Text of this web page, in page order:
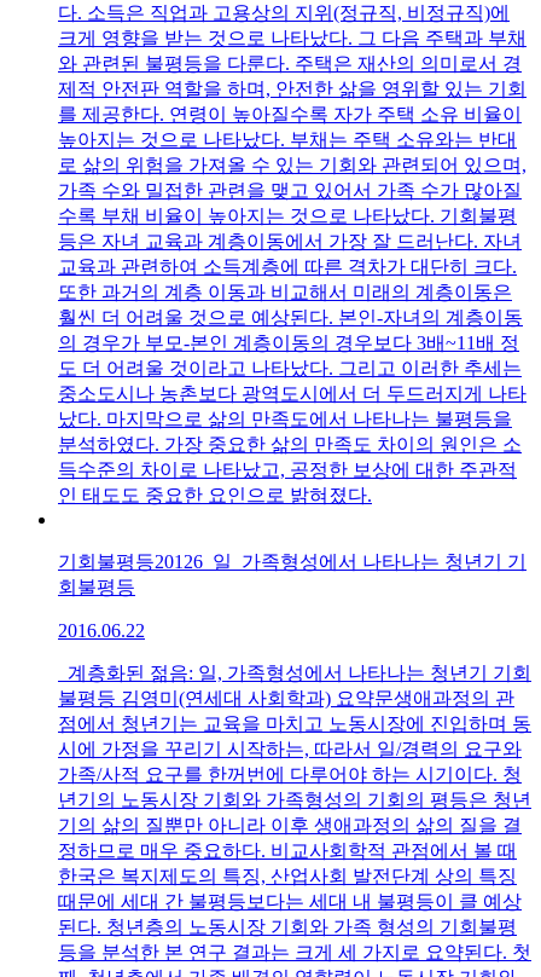
다. 소득은 직업과 고용상의 지위(정규직, 비정규직)에
크게 영향을 받는 것으로 나타났다. 그 다음 주택과 부채
와 관련된 불평등을 다룬다. 주택은 재산의 의미로서 경
제적 안전판 역할을 하며, 안전한 삶을 영위할 있는 기회
를 제공한다. 연령이 높아질수록 자가 주택 소유 비율이
높아지는 것으로 나타났다. 부채는 주택 소유와는 반대
로 삶의 위험을 가져올 수 있는 기회와 관련되어 있으며,
가족 수와 밀접한 관련을 맺고 있어서 가족 수가 많아질
수록 부채 비율이 높아지는 것으로 나타났다. 기회불평
등은 자녀 교육과 계층이동에서 가장 잘 드러난다. 자녀
교육과 관련하여 소득계층에 따른 격차가 대단히 크다.
또한 과거의 계층 이동과 비교해서 미래의 계층이동은
훨씬 더 어려울 것으로 예상된다. 본인-자녀의 계층이동
의 경우가 부모-본인 계층이동의 경우보다 3배~11배 정
도 더 어려울 것이라고 나타났다. 그리고 이러한 추세는
중소도시나 농촌보다 광역도시에서 더 두드러지게 나타
났다. 마지막으로 삶의 만족도에서 나타나는 불평등을
분석하였다. 가장 중요한 삶의 만족도 차이의 원인은 소
득수준의 차이로 나타났고, 공정한 보상에 대한 주관적
인 태도도 중요한 요인으로 밝혀졌다.
기회불평등20126_일_가족형성에서 나타나는 청년기 기
회불평등
2016.06.22
계층화된 젊음: 일, 가족형성에서 나타나는 청년기 기회
불평등 김영미(연세대 사회학과) 요약문생애과정의 관
점에서 청년기는 교육을 마치고 노동시장에 진입하며 동
시에 가정을 꾸리기 시작하는, 따라서 일/경력의 요구와
가족/사적 요구를 한꺼번에 다루어야 하는 시기이다. 청
년기의 노동시장 기회와 가족형성의 기회의 평등은 청년
기의 삶의 질뿐만 아니라 이후 생애과정의 삶의 질을 결
정하므로 매우 중요하다. 비교사회학적 관점에서 볼 때
한국은 복지제도의 특징, 산업사회 발전단계 상의 특징
때문에 세대 간 불평등보다는 세대 내 불평등이 클 예상
된다. 청년층의 노동시장 기회와 가족 형성의 기회불평
등을 분석한 본 연구 결과는 크게 세 가지로 요약된다. 첫